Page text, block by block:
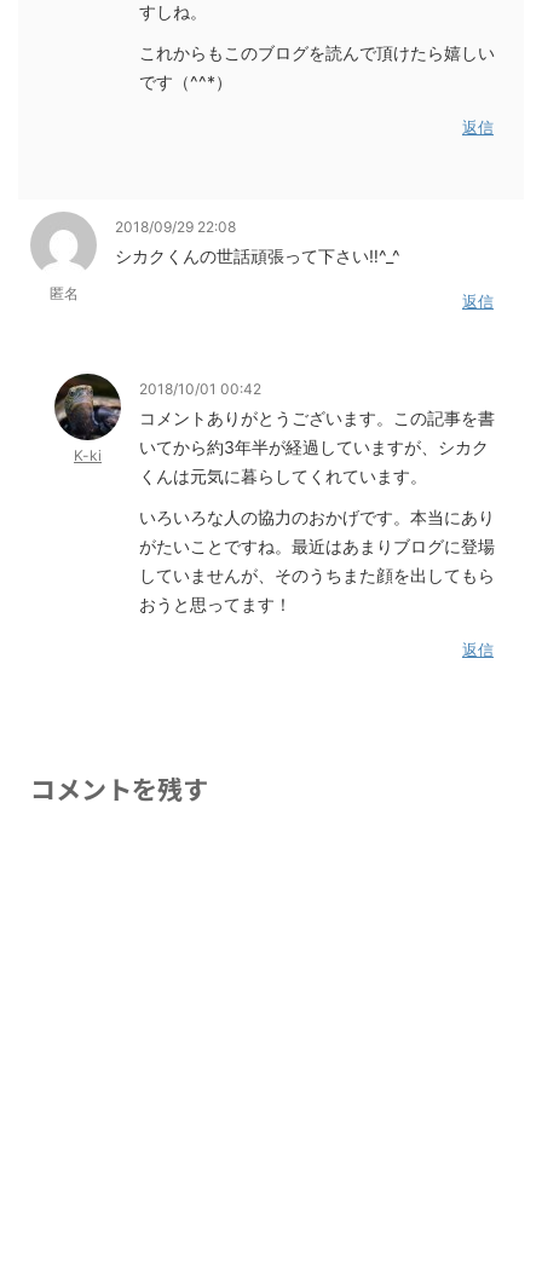
すしね。
これからもこのブログを読んで頂けたら嬉しい
です（^^*）
返信
匿名
2018/09/29 22:08
シカクくんの世話頑張って下さい‼︎^_^
返信
K-ki
2018/10/01 00:42
コメントありがとうございます。この記事を書
いてから約3年半が経過していますが、シカク
くんは元気に暮らしてくれています。
いろいろな人の協力のおかげです。本当にあり
がたいことですね。最近はあまりブログに登場
していませんが、そのうちまた顔を出してもら
おうと思ってます！
返信
コメントを残す